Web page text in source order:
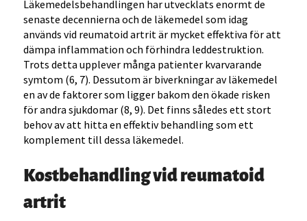
Läkemedelsbehandlingen har utvecklats enormt de
senaste decennierna och de läkemedel som idag
används vid reumatoid artrit är mycket effektiva för att
dämpa inflammation och förhindra leddestruktion.
Trots detta upplever många patienter kvarvarande
symtom (6, 7). Dessutom är biverkningar av läkemedel
en av de faktorer som ligger bakom den ökade risken
för andra sjukdomar (8, 9). Det finns således ett stort
behov av att hitta en effektiv behandling som ett
komplement till dessa läkemedel.
Kostbehandling vid reumatoid
artrit